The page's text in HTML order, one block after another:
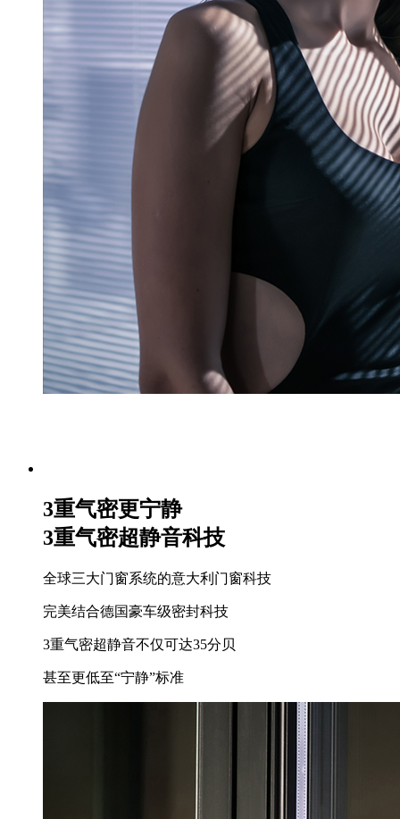
3重气密更宁静
3重气密超静音科技
全球三大门窗系统的意大利门窗科技
完美结合德国豪车级密封科技
3重气密超静音不仅可达35分贝
甚至更低至“宁静”标准